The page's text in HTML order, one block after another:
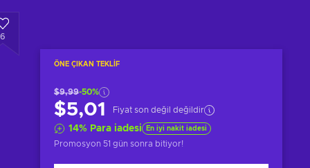
6
ÖNE ÇIKAN TEKLIF
$9,99-50%
$5,01 Fiyat son değil değildir
14% Para iadesi En iyi nakit iadesi
Promosyon 51 gün sonra bitiyor!